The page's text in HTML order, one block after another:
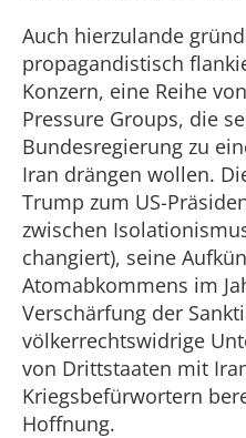
Auch hierzulande
propagandistisch
Konzern, eine Reihe
Pressure Groups, die
Bundesregierung zu
Iran drängen wollen.
Trump zum US-
zwischen
changiert), seine
Atomabkommens im
Verschärfung der
völkerrechtswidrige
von Drittstaaten mit
Kriegsbefürwortern
Hoffnung.